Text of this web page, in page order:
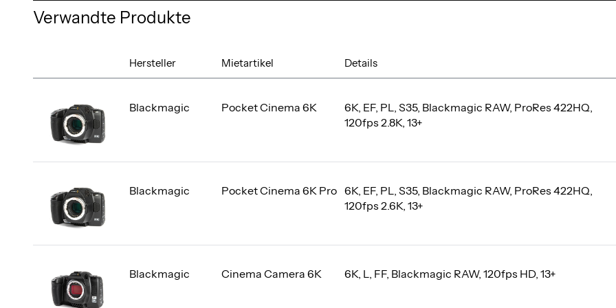
Verwandte Produkte
Hersteller Mietartikel Details
Pocket Cinema 6K
6K, EF, PL, S35, Blackmagic RAW, ProRes 422HQ,
120fps 2.8K, 13+
Blackmagic
Pocket Cinema 6K Pro 6K, EF, PL, S35, Blackmagic RAW, ProRes 422HQ,
120fps 2.6K, 13+
Blackmagic
Cinema Camera 6K 6K, L, FF, Blackmagic RAW, 120fps HD, 13+
Blackmagic